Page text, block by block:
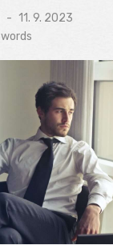
Posted
on
11. 9. 2023
words